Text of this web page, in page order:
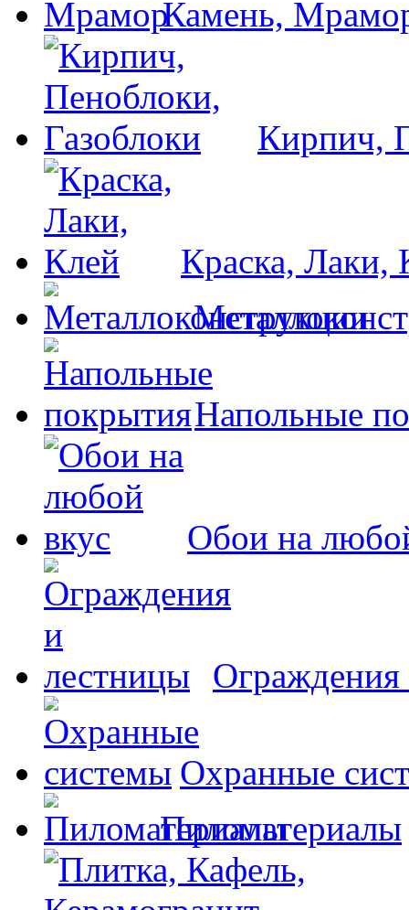
Камень,
Кирпич,
Краска, Лаки,
Напольные
Обои на
Охранные
Пиломатериалы